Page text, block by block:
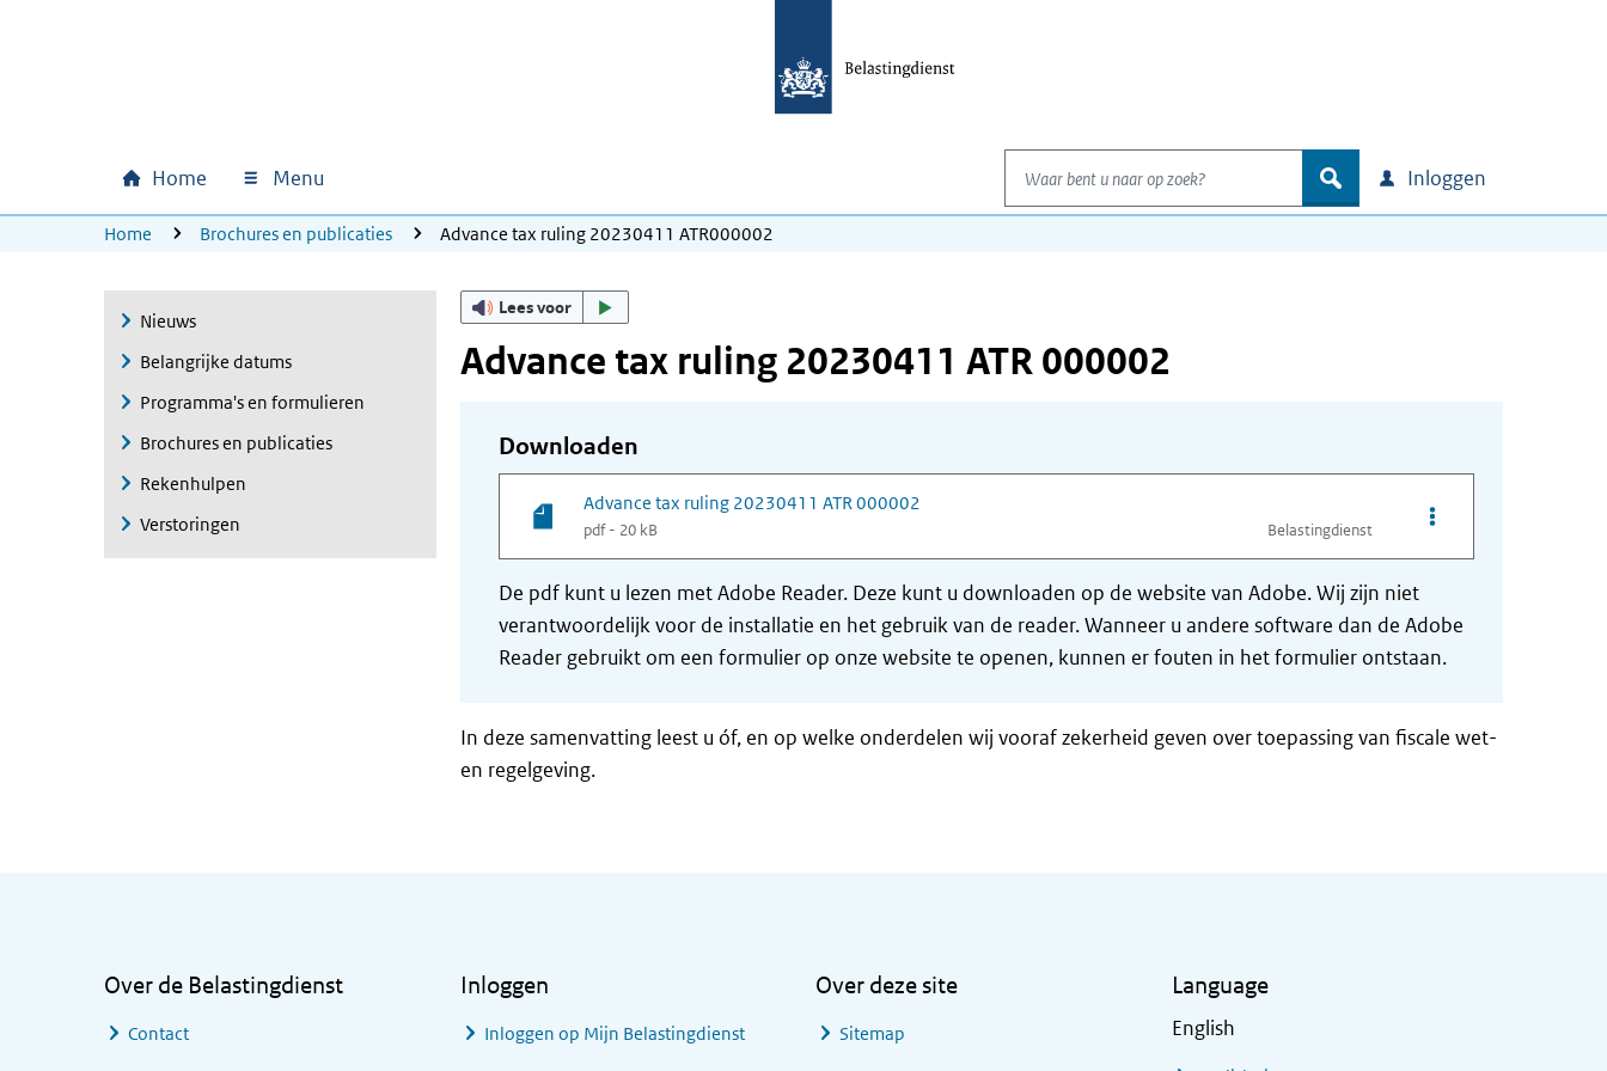
Hoofdnavigatie
Home Menu
Waar bent u naar op zoek?
zoek Inloggen
U bevindt zich hier:
Home Brochures en publicaties Advance tax ruling 20230411 ATR000002
Nieuws
Belangrijke datums
Programma's en formulieren
Brochures en publicaties
Rekenhulpen
Verstoringen
Lees voor
Advance tax ruling 20230411 ATR 000002
Downloaden
Advance tax ruling 20230411 ATR 000002
pdf - 20 kB Belastingdienst
Opties van bestand
De pdf kunt u lezen met Adobe Reader. Deze kunt u downloaden op de website van Adobe. Wij zijn niet
verantwoordelijk voor de installatie en het gebruik van de reader. Wanneer u andere software dan de Adobe
Reader gebruikt om een formulier op onze website te openen, kunnen er fouten in het formulier ontstaan.
In deze samenvatting leest u óf, en op welke onderdelen wij vooraf zekerheid geven over toepassing van fiscale wet-
en regelgeving.
Over de Belastingdienst
Contact
Inloggen
Inloggen op Mijn Belastingdienst
Over deze site
Sitemap
Language
English